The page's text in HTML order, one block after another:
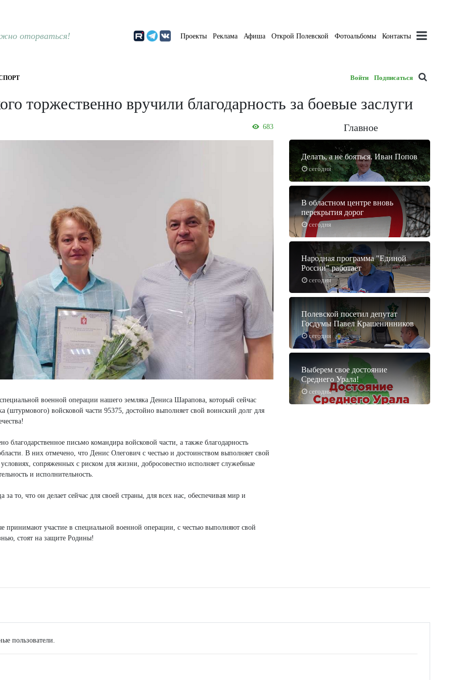
оторваться! Проекты Реклама Афиша Открой Полевской Фотоальбомы Контакты
Войти Подписаться
торжественно вручили благодарность за боевые заслуги
683
военной операции нашего земляка Дениса Шарапова, который сейчас
(штурмового) войсковой части 95375, достойно выполняет свой воинский долг для
письмо командира войсковой части, а также благодарность
В них отмечено, что Денис Олегович с честью и достоинством выполняет свой
сопряженных с риском для жизни, добросовестно исполняет служебные
и исполнительность.
то, что он делает сейчас для своей страны, для всех нас, обеспечивая мир и
участие в специальной военной операции, с честью выполняют свой
стоят на защите Родины!
Главное
сегодня
Делать, а не бояться. Иван Попов
сегодня
В областном центре вновь
перекрытия дорог
сегодня
Народная программа "Единой
России" работает
сегодня
Полевской посетил депутат
Госдумы Павел Крашенинников
сегодня
Выберем свое достояние
Среднего Урала!
пользователи.